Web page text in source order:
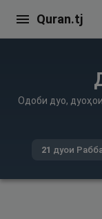
Quran.tj
Одоби дуо,
21 дуои